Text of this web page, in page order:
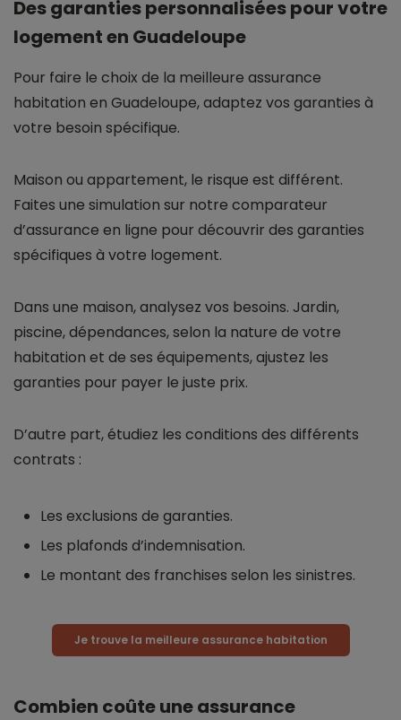
Des garanties personnalisées pour votre
logement en Guadeloupe
Pour faire le choix de la meilleure assurance
habitation en Guadeloupe, adaptez vos garanties à
votre besoin spécifique.
Maison ou appartement, le risque est différent.
Faites une simulation sur notre comparateur
d’assurance en ligne pour découvrir des garanties
spécifiques à votre logement.
Dans une maison, analysez vos besoins. Jardin,
piscine, dépendances, selon la nature de votre
habitation et de ses équipements, ajustez les
garanties pour payer le juste prix.
D’autre part, étudiez les conditions des différents
contrats :
Les exclusions de garanties.
Les plafonds d’indemnisation.
Le montant des franchises selon les sinistres.
Je trouve la meilleure assurance habitation
Combien coûte une assurance